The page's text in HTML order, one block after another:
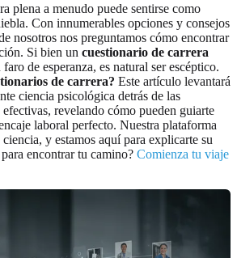
plena a menudo puede sentirse como
Con innumerables opciones y consejos
nosotros nos preguntamos cómo encontrar
Si bien un cuestionario de carrera
de esperanza, es natural ser escéptico.
de carrera? Este artículo levantará
ciencia psicológica detrás de las
revelando cómo pueden guiarte
laboral perfecto. Nuestra plataforma
y estamos aquí para explicarte su
encontrar tu camino? Comienza tu viaje